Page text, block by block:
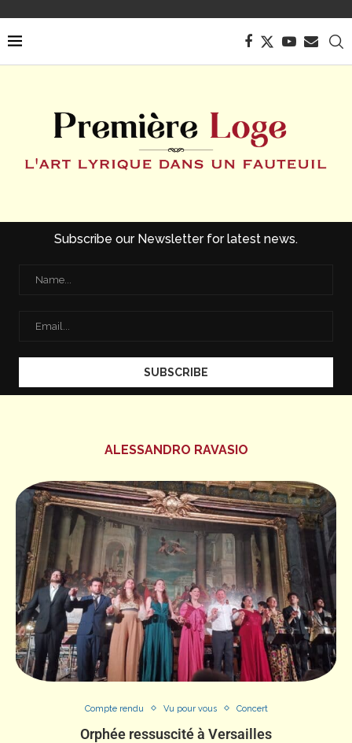
Subscribe our Newsletter for latest news.
ALESSANDRO RAVASIO
Compte rendu Vu pour vous Concert
Orphée ressuscité à Versailles